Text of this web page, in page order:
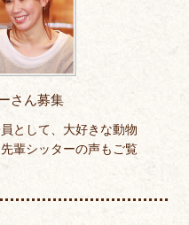
さん募集
として、大好きな動物
輩シッターの声もご覧